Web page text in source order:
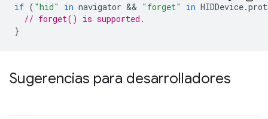
if ( "hid" in navigator && "forget" in HIDDevice.
// forget() is supported.
}
Sugerencias para desarrolladores